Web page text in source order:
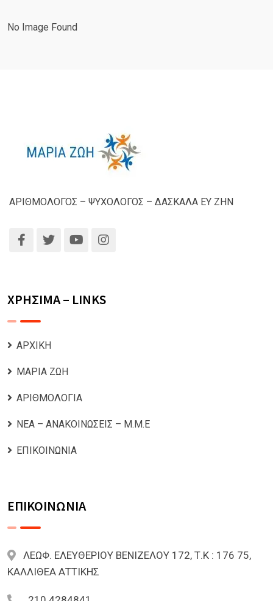
No Image Found
ΑΡΙΘΜΟΛΟΓΟΣ – ΨΥΧΟΛΟΓΟΣ – ΔΑΣΚΑΛΑ ΕΥ ΖΗΝ
ΧΡΗΣΙΜΑ – LINKS
ΑΡΧΙΚΗ
ΜΑΡΙΑ ΖΩΗ
ΑΡΙΘΜΟΛΟΓΙΑ
ΝΕΑ – ΑΝΑΚΟΙΝΩΣΕΙΣ – Μ.Μ.Ε
ΕΠΙΚΟΙΝΩΝΙΑ
ΕΠΙΚΟΙΝΩΝΙΑ
ΛΕΩΦ. ΕΛΕΥΘΕΡΙΟΥ ΒΕΝΙΖΕΛΟΥ 172, Τ.Κ : 176 75,
ΚΑΛΛΙΘΕΑ ΑΤΤΙΚΗΣ